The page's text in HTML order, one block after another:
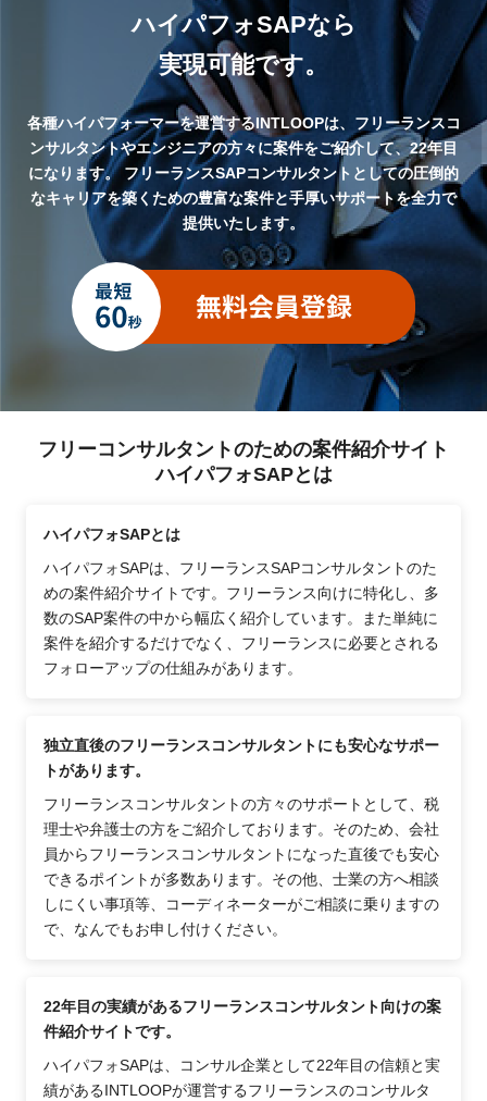
ハイパフォSAPなら
実現可能です。
各種ハイパフォーマーを運営するINTLOOPは、フリーランスコ
ンサルタントやエンジニアの方々に案件をご紹介して、22年目
になります。フリーランスSAPコンサルタントとしての圧倒的
なキャリアを築くための豊富な案件と手厚いサポートを全力で
提供いたします。
フリーコンサルタントのための案件紹介サイト
ハイパフォSAPとは
ハイパフォSAPとは
ハイパフォSAPは、フリーランスSAPコンサルタントのた
めの案件紹介サイトです。フリーランス向けに特化し、多
数のSAP案件の中から幅広く紹介しています。また単純に
案件を紹介するだけでなく、フリーランスに必要とされる
フォローアップの仕組みがあります。
独立直後のフリーランスコンサルタントにも安心なサポー
トがあります。
フリーランスコンサルタントの方々のサポートとして、税
理士や弁護士の方をご紹介しております。そのため、会社
員からフリーランスコンサルタントになった直後でも安心
できるポイントが多数あります。その他、士業の方へ相談
しにくい事項等、コーディネーターがご相談に乗りますの
で、なんでもお申し付けください。
22年目の実績があるフリーランスコンサルタント向けの案
件紹介サイトです。
ハイパフォSAPは、コンサル企業として22年目の信頼と実
績があるINTLOOPが運営するフリーランスのコンサルタ